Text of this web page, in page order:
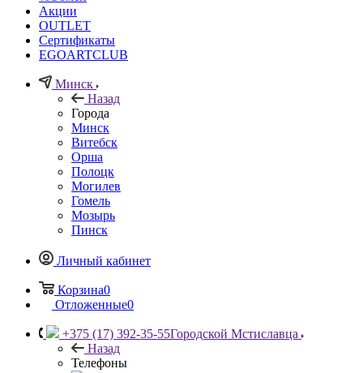
Акции
OUTLET
Сертификаты
EGOARTCLUB
Минск
Назад
Города
Минск
Витебск
Орша
Полоцк
Могилев
Гомель
Мозырь
Пинск
Личный кабинет
Корзина0
Отложенные0
+375 (17) 392-35-55Городской Мстиславца
Назад
Телефоны